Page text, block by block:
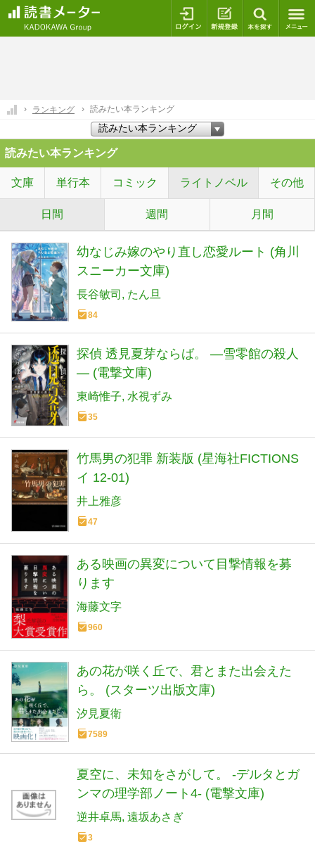
ログイン 新規登録
ランキング 読みたい本ランキング
読みたい本ランキング
文庫 単行本 コミック ライトノベル その他
日間 週間 月間
幼なじみ嫁のやり直し恋愛ルート (角川
スニーカー文庫)
長谷敏司 たん旦
84
探偵 透見夏芽ならば。 ―雪零館の殺人
― (電撃文庫)
東崎惟子 水視ずみ
35
竹馬男の犯罪 新装版 (星海社FICTIONS
イ 12-01)
井上雅彦
47
ある映画の異変について目撃情報を募
ります
海藤文字
960
あの花が咲く丘で、君とまた出会えた
ら。 (スターツ出版文庫)
汐見夏衛
7589
夏空に、未知をさがして。 -デルタとガ
ンマの理学部ノート4- (電撃文庫)
逆井卓馬 遠坂あさぎ
3